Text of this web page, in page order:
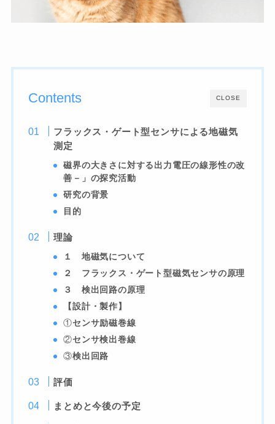
CLOSE
Contents
フラックス・ゲート型センサによる地磁気
測定
磁界の大きさに対する出力電圧の線形性の改
善－」の探究活動
研究の背景
目的
理論
１ 地磁気について
２ フラックス・ゲート型磁気センサの原理
３ 検出回路の原理
【設計・製作】
①センサ励磁巻線
②センサ検出巻線
③検出回路
評価
まとめと今後の予定